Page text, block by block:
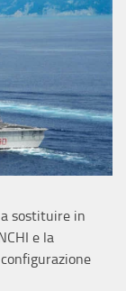
sostituire in
e la